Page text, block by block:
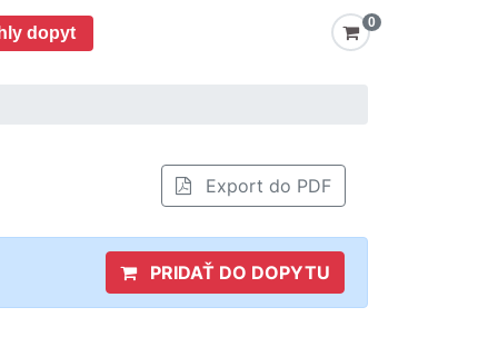
dopyt
0
Export do PDF
PRIDAŤ DO DOPYTU